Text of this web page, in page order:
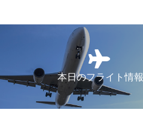
本日のフライト情報